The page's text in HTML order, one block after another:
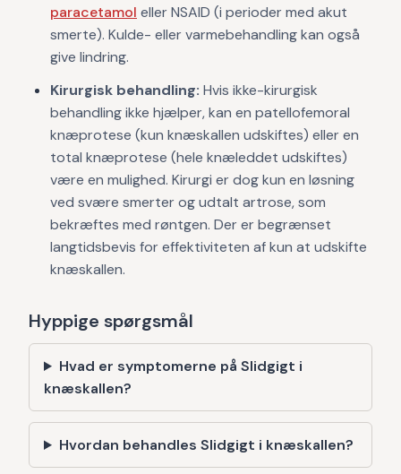
paracetamol eller NSAID (i perioder med akut
smerte). Kulde- eller varmebehandling kan også
give lindring.
Kirurgisk behandling: Hvis ikke-kirurgisk
behandling ikke hjælper, kan en patellofemoral
knæprotese (kun knæskallen udskiftes) eller en
total knæprotese (hele knæleddet udskiftes)
være en mulighed. Kirurgi er dog kun en løsning
ved svære smerter og udtalt artrose, som
bekræftes med røntgen. Der er begrænset
langtidsbevis for effektiviteten af kun at udskifte
knæskallen.
Hyppige spørgsmål
Hvad er symptomerne på Slidgigt i
knæskallen?
Hvordan behandles Slidgigt i knæskallen?